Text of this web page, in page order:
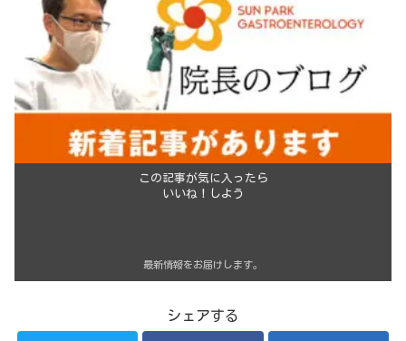
この記事が気に入ったら
いいね！しよう
最新情報をお届けします。
シェアする